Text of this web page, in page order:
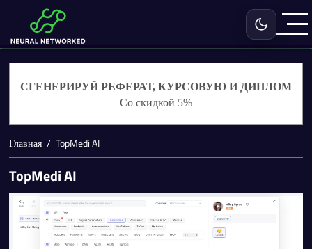
Включить
СГЕНЕРИРУЙ РЕФЕРАТ, КУРСОВУЮ И ДИПЛОМ
Со скидкой 5%
Главная TopMedi AI
TopMedi AI